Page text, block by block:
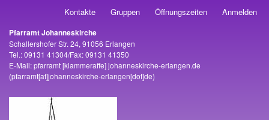
Kontakte Gruppen Öffnungszeiten Anmelden
Adresse
Pfarramt Johanneskirche
Schallershofer Str. 24, 91056 Erlangen
Tel.: 09131 41304/Fax: 09131 41350
E-Mail:pfarramt[klammeraffe]johanneskirche-erlangen.de
(pfarramt[at]johanneskirche-erlangen[dot]de)